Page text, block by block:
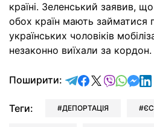
країні. Зеленський заявив,
обох країн мають займатися
українських чоловіків
незаконно виїхали за кордон.
Поширити: відправити у
поділитись у
Теги: ДЕПОРТАЦІЯ ЄС